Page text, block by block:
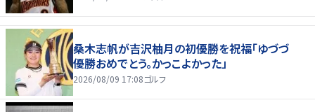
桑木志帆が吉沢柚月の初優勝を祝福「ゆづづ
優勝おめでとう。かっこよかった」
2026/08/09 17:08ゴルフ